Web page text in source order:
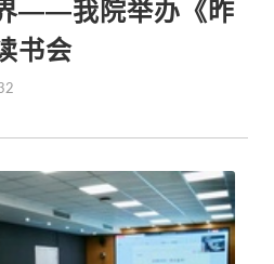
——我院举办《昨
书会